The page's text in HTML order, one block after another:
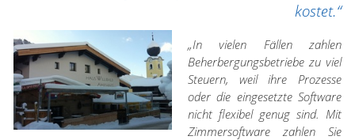
kostet.“
„In vielen Fällen zahlen
Beherbergungsbetriebe zu viel
Steuern, weil ihre Prozesse
oder die eingesetzte Software
nicht flexibel genug sind. Mit
Zimmersoftware zahlen Sie